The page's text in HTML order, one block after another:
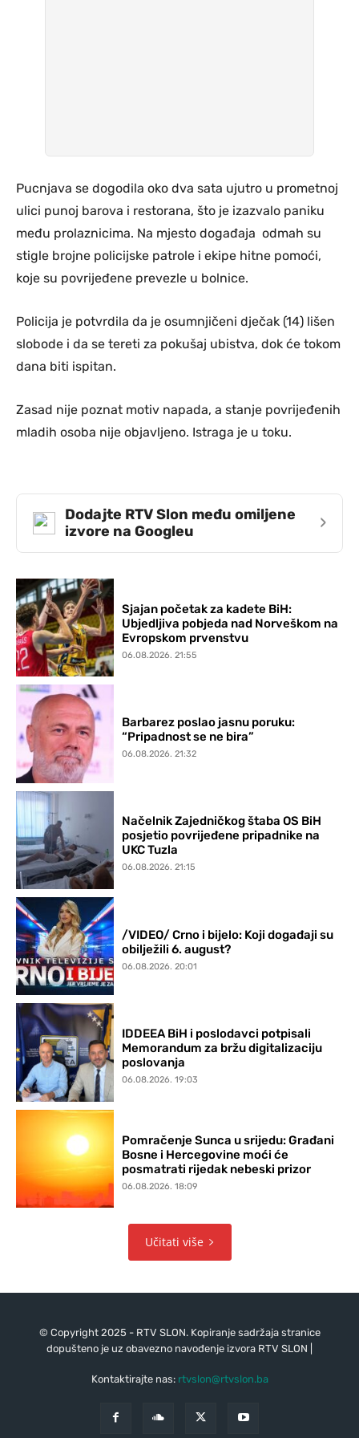
Pucnjava se dogodila oko dva sata ujutro u prometnoj
ulici punoj barova i restorana, što je izazvalo paniku
među prolaznicima. Na mjesto događaja odmah su
stigle brojne policijske patrole i ekipe hitne pomoći,
koje su povrijeđene prevezle u bolnice.
Policija je potvrdila da je osumnjičeni dječak (14) lišen
slobode i da se tereti za pokušaj ubistva, dok će tokom
dana biti ispitan.
Zasad nije poznat motiv napada, a stanje povrijeđenih
mladih osoba nije objavljeno. Istraga je u toku.
Dodajte RTV Slon među omiljene
izvore na Googleu
›
Sjajan početak za kadete BiH:
Ubjedljiva pobjeda nad Norveškom na
Evropskom prvenstvu
06.08.2026. 21:55
Barbarez poslao jasnu poruku:
“Pripadnost se ne bira”
06.08.2026. 21:32
Načelnik Zajedničkog štaba OS BiH
posjetio povrijeđene pripadnike na
UKC Tuzla
06.08.2026. 21:15
/VIDEO/ Crno i bijelo: Koji događaji su
obilježili 6. august?
06.08.2026. 20:01
IDDEEA BiH i poslodavci potpisali
Memorandum za bržu digitalizaciju
poslovanja
06.08.2026. 19:03
Pomračenje Sunca u srijedu: Građani
Bosne i Hercegovine moći će
posmatrati rijedak nebeski prizor
06.08.2026. 18:09
Učitati više
© Copyright 2025 - RTV SLON. Kopiranje sadržaja stranice
dopušteno je uz obavezno navođenje izvora RTV SLON |
Kontaktirajte nas: rtvslon@rtvslon.ba